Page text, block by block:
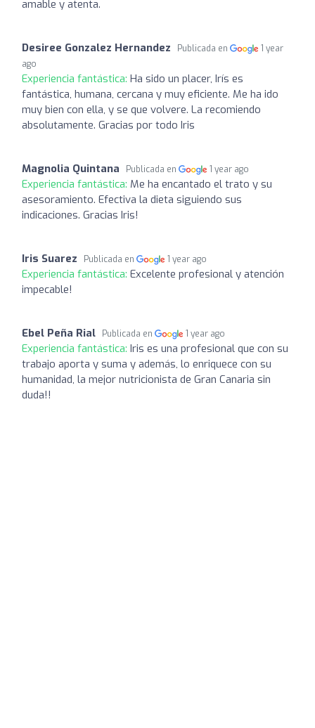
amable y atenta.
Desiree Gonzalez Hernandez Publicada en
1 year
ago
Experiencia fantástica: Ha sido un placer, Irís es
fantástica, humana, cercana y muy eficiente. Me ha ido
muy bien con ella, y se que volvere. La recomiendo
absolutamente. Gracias por todo Iris
Magnolia Quintana Publicada en 1 year ago
Experiencia fantástica: Me ha encantado el trato y su
asesoramiento. Efectiva la dieta siguiendo sus
indicaciones. Gracias Iris!
Iris Suarez Publicada en 1 year ago
Experiencia fantástica: Excelente profesional y atención
impecable!
Ebel Peña Rial Publicada en 1 year ago
Experiencia fantástica: Iris es una profesional que con su
trabajo aporta y suma y además, lo enriquece con su
humanidad, la mejor nutricionista de Gran Canaria sin
duda!!